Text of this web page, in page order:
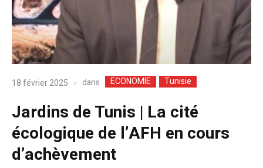
18 février 2025 dans ECONOMIE Tunisie
Jardins de Tunis | La cité
écologique de l’AFH en cours
d’achèvement